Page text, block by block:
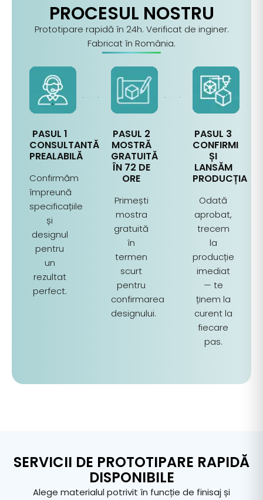
PROCESUL NOSTRU
Prototipare rapidă în 24h. Verificat de inginer.
Fabricat în România.
PASUL 1
CONSULTANTĂ
PREALABILĂ
Confirmăm
împreună
specificațiile
și
designul
pentru
un
rezultat
perfect.
PASUL 2
MOSTRĂ
GRATUITĂ
ÎN 72 DE
ORE
Primești
mostra
gratuită
în
termen
scurt
pentru
confirmarea
designului.
PASUL 3
CONFIRMI
ȘI
LANSĂM
PRODUCȚIA
Odată
aprobat,
trecem
la
producție
imediat
— te
ținem la
curent la
fiecare
pas.
SERVICII DE PROTOTIPARE RAPIDĂ
DISPONIBILE
Alege materialul potrivit în funcție de finisaj și